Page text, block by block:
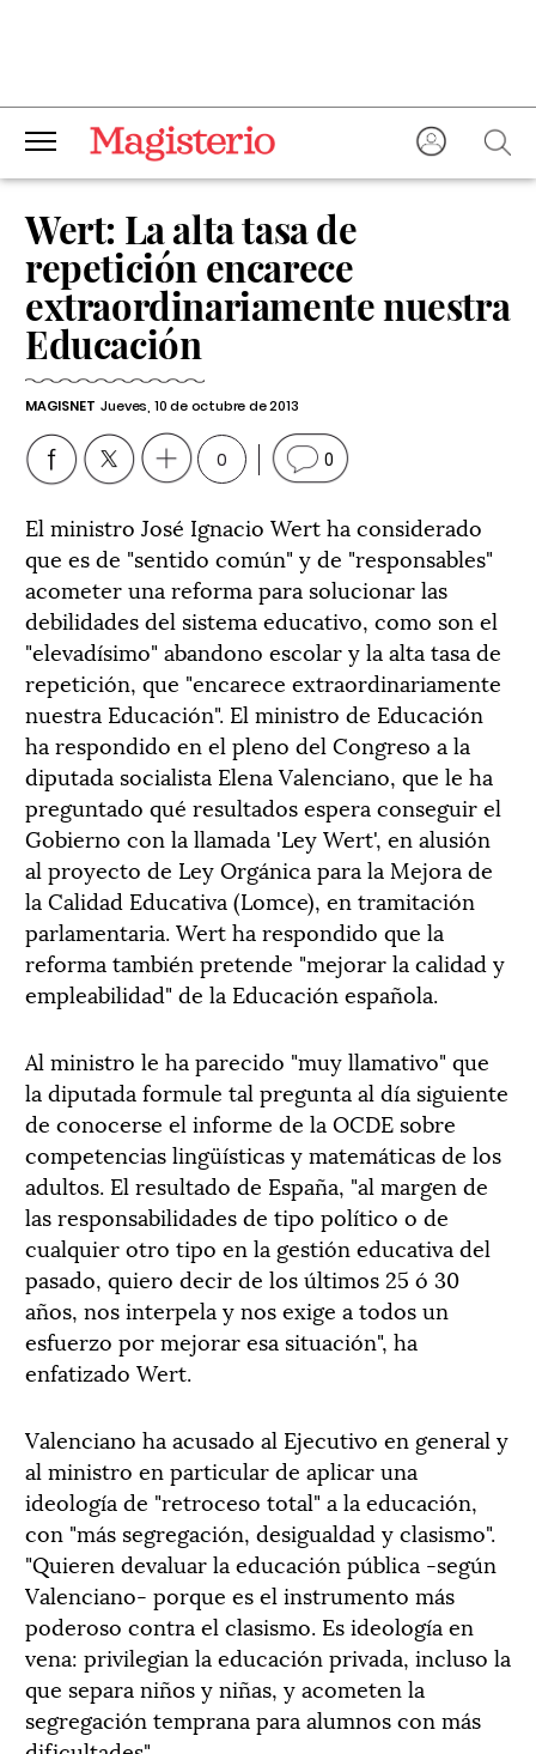
Wert: La alta tasa de
repetición encarece
extraordinariamente nuestra
Educación
MAGISNET Jueves, 10 de octubre de 2013
0 0
El ministro José Ignacio Wert ha considerado
que es de "sentido común" y de "responsables"
acometer una reforma para solucionar las
debilidades del sistema educativo, como son el
"elevadísimo" abandono escolar y la alta tasa de
repetición, que "encarece extraordinariamente
nuestra Educación". El ministro de Educación
ha respondido en el pleno del Congreso a la
diputada socialista Elena Valenciano, que le ha
preguntado qué resultados espera conseguir el
Gobierno con la llamada 'Ley Wert', en alusión
al proyecto de Ley Orgánica para la Mejora de
la Calidad Educativa (Lomce), en tramitación
parlamentaria. Wert ha respondido que la
reforma también pretende "mejorar la calidad y
empleabilidad" de la Educación española.
Al ministro le ha parecido "muy llamativo" que
la diputada formule tal pregunta al día siguiente
de conocerse el informe de la OCDE sobre
competencias lingüísticas y matemáticas de los
adultos. El resultado de España, "al margen de
las responsabilidades de tipo político o de
cualquier otro tipo en la gestión educativa del
pasado, quiero decir de los últimos 25 ó 30
años, nos interpela y nos exige a todos un
esfuerzo por mejorar esa situación", ha
enfatizado Wert.
Valenciano ha acusado al Ejecutivo en general y
al ministro en particular de aplicar una
ideología de "retroceso total" a la educación,
con "más segregación, desigualdad y clasismo".
"Quieren devaluar la educación pública -según
Valenciano- porque es el instrumento más
poderoso contra el clasismo. Es ideología en
vena: privilegian la educación privada, incluso la
que separa niños y niñas, y acometen la
segregación temprana para alumnos con más